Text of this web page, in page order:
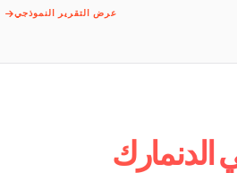
عرض التقرير النموذجي
الدنمارك